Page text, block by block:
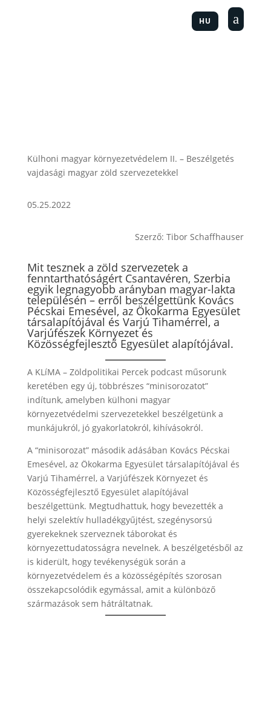
HU a
Külhoni magyar környezetvédelem II. – Beszélgetés
vajdasági magyar zöld szervezetekkel
05.25.2022
Szerző: Tibor Schaffhauser
Mit tesznek a zöld szervezetek a
fenntarthatóságért Csantavéren, Szerbia
egyik legnagyobb arányban magyar-lakta
településén – erről beszélgettünk Kovács
Pécskai Emesével, az Ökokarma Egyesület
társalapítójával és Varjú Tihamérrel, a
Varjúfészek Környezet és
Közösségfejlesztő Egyesület alapítójával.
A KLíMA – Zöldpolitikai Percek podcast műsorunk
keretében egy új, többrészes “minisorozatot”
indítunk, amelyben külhoni magyar
környezetvédelmi szervezetekkel beszélgetünk a
munkájukról, jó gyakorlatokról, kihívásokról.
A “minisorozat” második adásában Kovács Pécskai
Emesével, az Ökokarma Egyesület társalapítójával és
Varjú Tihamérrel, a Varjúfészek Környezet és
Közösségfejlesztő Egyesület alapítójával
beszélgettünk. Megtudhattuk, hogy bevezették a
helyi szelektív hulladékgyűjtést, szegénysorsú
gyerekeknek szerveznek táborokat és
környezettudatosságra nevelnek. A beszélgetésből az
is kiderült, hogy tevékenységük során a
környezetvédelem és a közösségépítés szorosan
összekapcsolódik egymással, amit a különböző
származások sem hátráltatnak.